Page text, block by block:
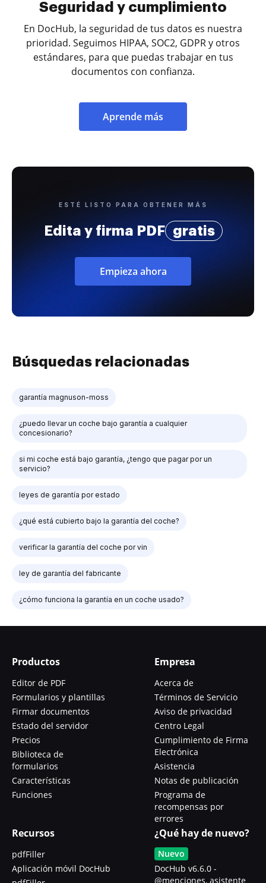
Seguridad y cumplimiento
En DocHub, la seguridad de tus datos es nuestra
prioridad. Seguimos HIPAA, SOC2, GDPR y otros
estándares, para que puedas trabajar en tus
documentos con confianza.
Aprende más
ESTÉ LISTO PARA OBTENER MÁS
Edita y firma PDF gratis
Empieza ahora
Búsquedas relacionadas
garantía magnuson-moss
¿puedo llevar un coche bajo garantía a cualquier
concesionario?
si mi coche está bajo garantía, ¿tengo que pagar por un
servicio?
leyes de garantía por estado
¿qué está cubierto bajo la garantía del coche?
verificar la garantía del coche por vin
ley de garantía del fabricante
¿cómo funciona la garantía en un coche usado?
Productos
Editor de PDF
Formularios y plantillas
Firmar documentos
Estado del servidor
Precios
Biblioteca de
formularios
Características
Funciones
Empresa
Acerca de
Términos de Servicio
Aviso de privacidad
Centro Legal
Cumplimiento de Firma
Electrónica
Asistencia
Notas de publicación
Programa de
recompensas por
errores
Recursos
pdfFiller
Aplicación móvil DocHub
¿Qué hay de nuevo?
Nuevo
DocHub v6.6.0 -
@menciones, asistente